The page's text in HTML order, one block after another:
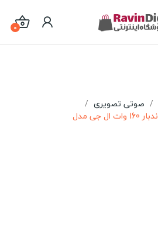
0
صوتی تصویری
ساندبار 160 وات ال جی مدل